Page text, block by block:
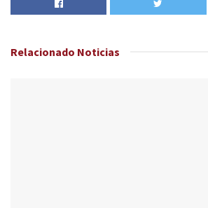
Relacionado Noticias